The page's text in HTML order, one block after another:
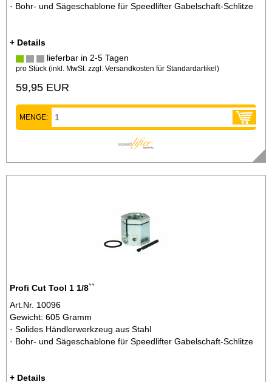
· Bohr- und Sägeschablone für Speedlifter Gabelschaft-Schlitze
+ Details
lieferbar in 2-5 Tagen
pro Stück (inkl. MwSt. zzgl. Versandkosten für Standardartikel )
59,95 EUR
MENGE:
Profi Cut Tool 1 1/8``
Art.Nr. 10096
Gewicht: 605 Gramm
· Solides Händlerwerkzeug aus Stahl
· Bohr- und Sägeschablone für Speedlifter Gabelschaft-Schlitze
+ Details